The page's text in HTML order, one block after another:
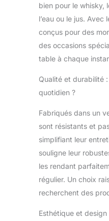
bien pour le whisky,
l’eau ou le jus.
conçus pour des
des occasions
table à chaque
Qualité et durabilité
quotidien ?
Fabriqués dans un
sont résistants et
simplifiant leur
souligne leur
les rendant
régulier. Un choix
recherchent des
Esthétique et